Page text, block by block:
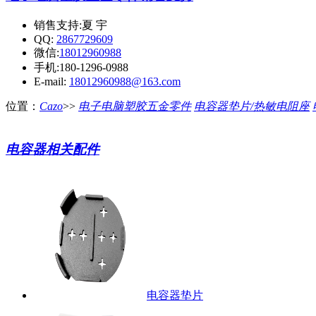
销售支持:夏 宇
QQ: 2867729609
微信:18012960988
手机:180-1296-0988
E-mail: 18012960988@163.com
位置： Cazo>> 电子电脑塑胶五金零件 电容器垫片/热敏电阻座
电容器相关配件
电容器垫片